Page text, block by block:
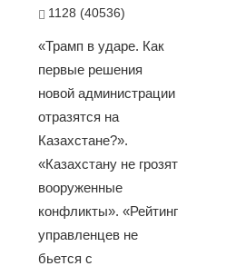
1128 (40536)
«Трамп в ударе. Как
первые решения
новой администрации
отразятся на
Казахстане?».
«Казахстану не грозят
вооруженные
конфликты». «Рейтинг
управленцев не
бьется с